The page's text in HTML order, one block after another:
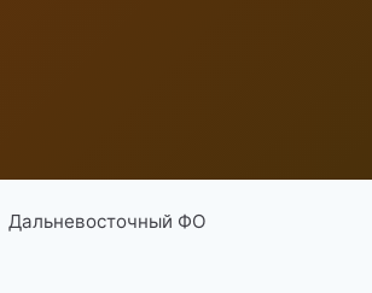
Дальневосточный ФО